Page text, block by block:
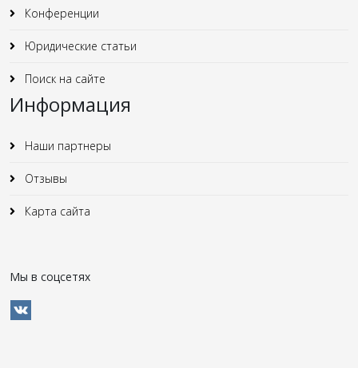
Конференции
Юридические статьи
Поиск на сайте
Информация
Наши партнеры
Отзывы
Карта сайта
Мы в соцсетях